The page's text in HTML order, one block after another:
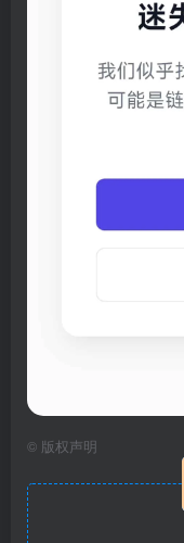
© 版权声明